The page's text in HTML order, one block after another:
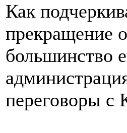
Как
прекращение
большинство
переговоры с